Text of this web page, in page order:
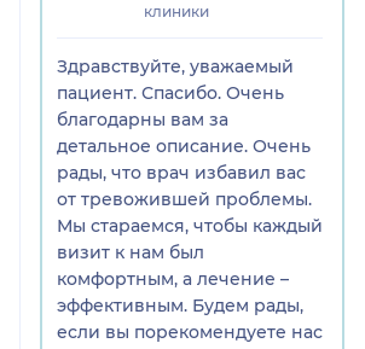
клиники
Здравствуйте, уважаемый
пациент. Спасибо. Очень
благодарны вам за
детальное описание. Очень
рады, что врач избавил вас
от тревожившей проблемы.
Мы стараемся, чтобы каждый
визит к нам был
комфортным, а лечение –
эффективным. Будем рады,
если вы порекомендуете нас